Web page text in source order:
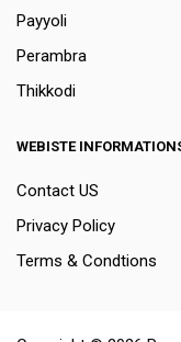
Payyoli
Perambra
Thikkodi
WEBISTE
Contact US
Privacy Policy
Terms & Condtions